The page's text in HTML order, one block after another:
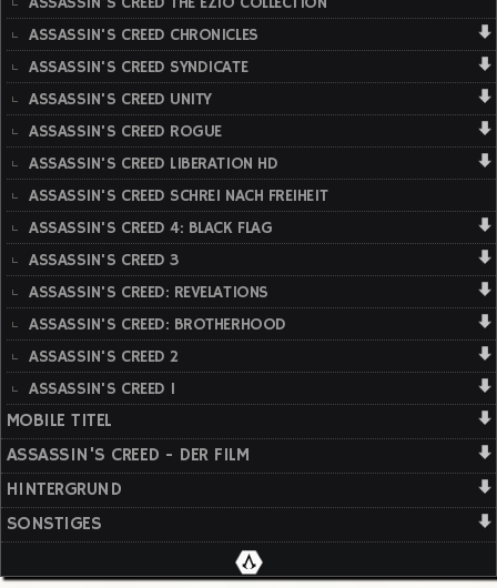
ASSASSIN'S CREED CHRONICLES
ASSASSIN'S CREED SYNDICATE
ASSASSIN'S CREED UNITY
ASSASSIN'S CREED ROGUE
ASSASSIN'S CREED LIBERATION HD
ASSASSIN'S CREED SCHREI NACH FREIHEIT
ASSASSIN'S CREED 4: BLACK FLAG
ASSASSIN'S CREED 3
ASSASSIN'S CREED: REVELATIONS
ASSASSIN'S CREED: BROTHERHOOD
ASSASSIN'S CREED 2
ASSASSIN'S CREED 1
MOBILE TITEL
ASSASSIN'S CREED - DER FILM
HINTERGRUND
SONSTIGES